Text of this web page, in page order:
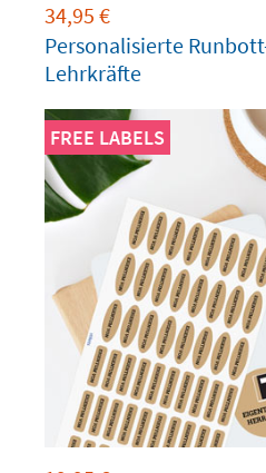
34,95 €
Personalisierte
Lehrkräfte
FREE LABELS